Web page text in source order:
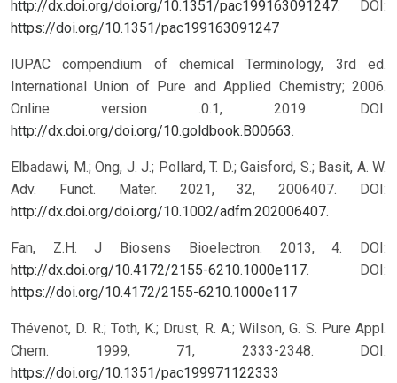
http://dx.doi.org/doi.org/10.1351/pac199163091247.
DOI:
https://doi.org/10.1351/pac199163091247
IUPAC compendium of chemical Terminology, 3rd ed.
International Union of Pure and Applied Chemistry; 2006.
Online version .0.1, 2019. DOI:
http://dx.doi.org/doi.org/10.goldbook.B00663.
Elbadawi, M.; Ong, J. J.; Pollard, T. D.; Gaisford, S.; Basit, A. W.
Adv. Funct. Mater. 2021, 32, 2006407. DOI:
http://dx.doi.org/doi.org/10.1002/adfm.202006407.
Fan, Z.H. J Biosens Bioelectron. 2013, 4. DOI:
http://dx.doi.org/10.4172/2155-6210.1000e117.
DOI:
https://doi.org/10.4172/2155-6210.1000e117
Thévenot, D. R.; Toth, K.; Drust, R. A.; Wilson, G. S. Pure Appl.
Chem. 1999, 71, 2333-2348.
DOI:
https://doi.org/10.1351/pac199971122333